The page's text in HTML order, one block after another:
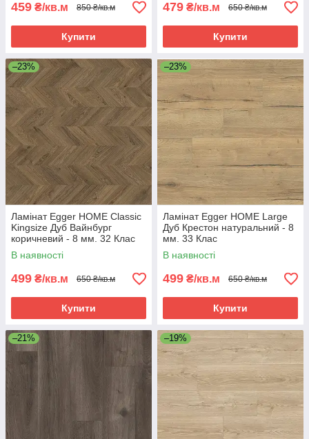
459 ₴/кв.м 850 ₴/кв.м
Купити
479 ₴/кв.м 650 ₴/кв.м
Купити
–23%
Ламінат Egger HOME Classic
Kingsize Дуб Вайнбург
коричневий - 8 мм. 32 Клас
В наявності
499 ₴/кв.м 650 ₴/кв.м
Купити
–23%
Ламінат Egger HOME Large
Дуб Крестон натуральний - 8
мм. 33 Клас
В наявності
499 ₴/кв.м 650 ₴/кв.м
Купити
–21% –19%